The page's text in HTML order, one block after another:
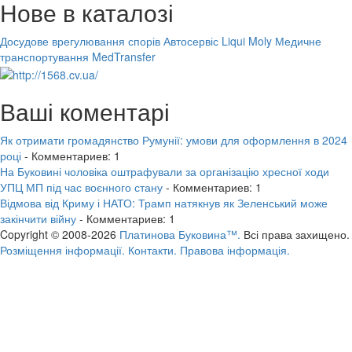
Нове в каталозі
Досудове врегулювання спорів Автосервіс Liqui Moly Медичне
транспортування MedTransfer
Ваші коментарі
Як отримати громадянство Румунії: умови для оформлення в 2024
році - Комментариев: 1
На Буковині чоловіка оштрафували за організацію хресної ходи
УПЦ МП під час воєнного стану - Комментариев: 1
Відмова від Криму і НАТО: Трамп натякнув як Зеленський може
закінчити війну - Комментариев: 1
Copyright © 2008-2026 Платинова Буковина™. Всі права захищено.
Розміщення інформації. Контакти. Правова інформація.